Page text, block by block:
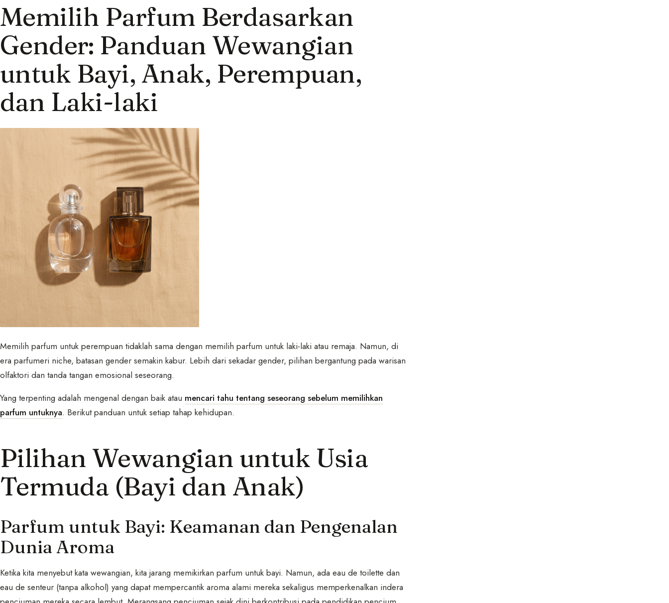
Memilih Parfum Berdasarkan
Gender: Panduan Wewangian
untuk Bayi, Anak, Perempuan,
dan Laki-laki
Memilih parfum untuk perempuan tidaklah sama dengan memilih parfum untuk laki-laki atau remaja. Namun, di
era parfumeri niche, batasan gender semakin kabur. Lebih dari sekadar gender, pilihan bergantung pada warisan
olfaktori dan tanda tangan emosional seseorang.
Yang terpenting adalah mengenal dengan baik atau mencari tahu tentang seseorang sebelum memilihkan
parfum untuknya. Berikut panduan untuk setiap tahap kehidupan.
Pilihan Wewangian untuk Usia
Termuda (Bayi dan Anak)
Parfum untuk Bayi: Keamanan dan Pengenalan
Dunia Aroma
Ketika kita menyebut kata wewangian, kita jarang memikirkan parfum untuk bayi. Namun, ada eau de toilette dan
eau de senteur (tanpa alkohol) yang dapat mempercantik aroma alami mereka sekaligus memperkenalkan indera